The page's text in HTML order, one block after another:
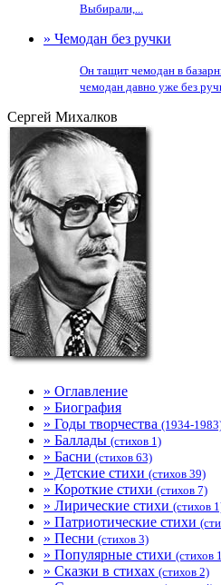
Выбирали,...
» Чемодан без ручки
Он тащит чемодан в
чемодан давно уже без
Сергей Михалков
» Оглавление
» Биография
» Годы творчества (1934-
» Баллады (стихов 1)
» Басни (стихов 63)
» Детские стихи (стихов 39)
» Короткие стихи (стихов 7)
» Лирические стихи (стихов
» Патриотические стихи
» Песни (стихов 3)
» Популярные стихи (стихов
» Сказки в стихах (стихов 2)